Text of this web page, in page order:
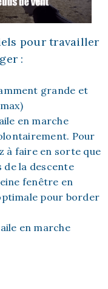
pour travailler
:
grande et
en marche
Pour
à faire en sorte que
la descente
fenêtre en
pour border
en marche